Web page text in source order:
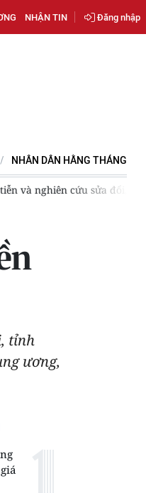
NHẬN TIN Đăng nhập
NHÂN DÂN HẰNG THÁNG
Trường chuyên Tuyên
tỉnh
ương,